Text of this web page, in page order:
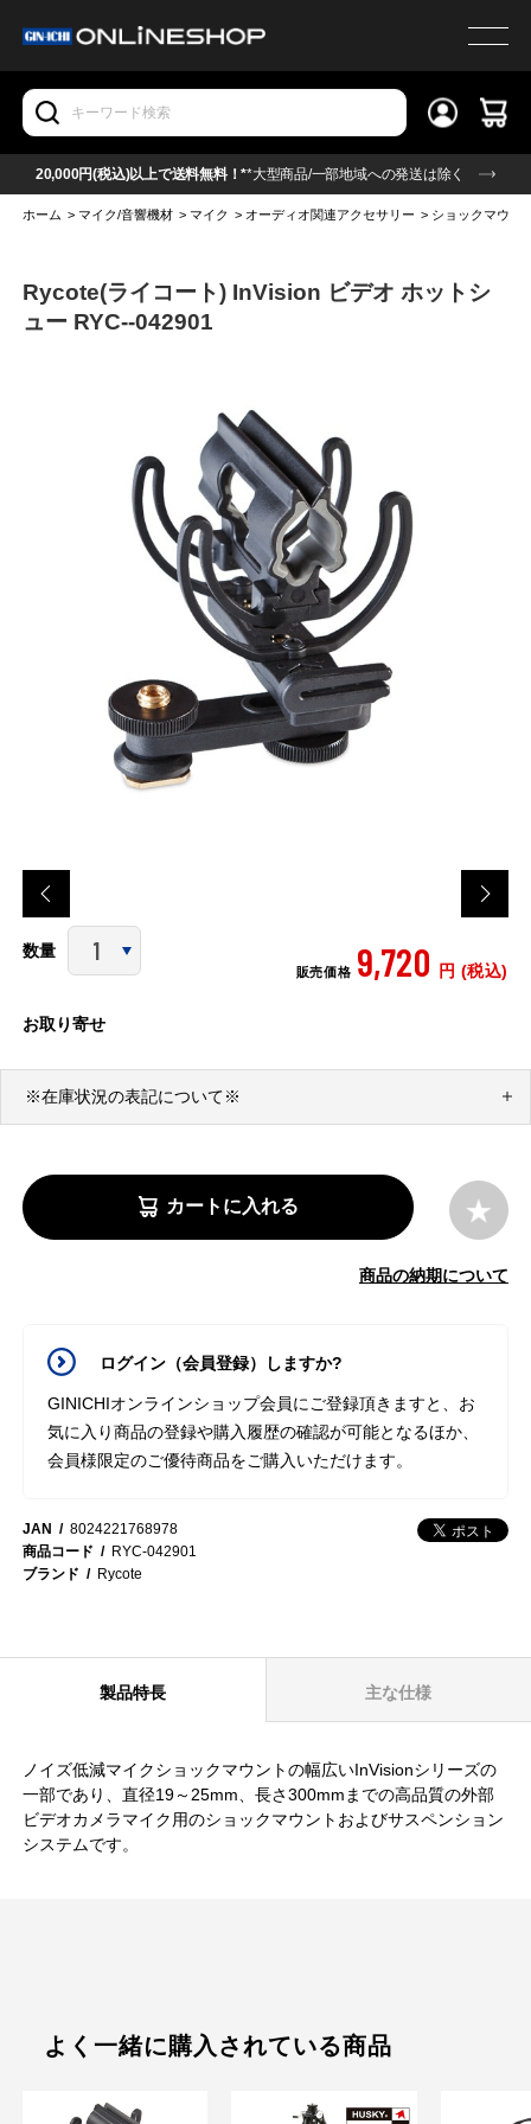
20,000円(税込)以上で送料無料！**大型商品/一部地域への発送は除く
ホーム >マイク/音響機材 >マイク > オーディオ関連アクセサリー > ショックマウン
Rycote(ライコート) InVision ビデオ ホットシ
ュー RYC--042901
数量
販売価格 9,720 円 (税込)
お取り寄せ
※在庫状況の表記について※
カートに入れる
商品の納期について
ログイン（会員登録）しますか?
GINICHIオンラインショップ会員にご登録頂きますと、お
気に入り商品の登録や購入履歴の確認が可能となるほか、
会員様限定のご優待商品をご購入いただけます。
JAN
8024221768978
商品コード
RYC-042901
ブランド
Rycote
製品特長 主な仕様
ノイズ低減マイクショックマウントの幅広いInVisionシリーズの
一部であり、直径19～25mm、長さ300mmまでの高品質の外部
ビデオカメラマイク用のショックマウントおよびサスペンション
システムです。
よく一緒に購入されている商品